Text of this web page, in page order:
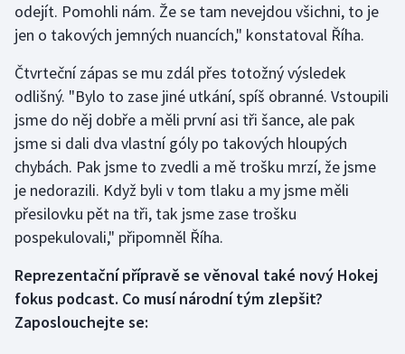
Plážový volejbal
Rychlobruslení
Rychlostní kanoistika
Short track
Sportovní střelba
Stolní tenis
Triatlon
odejít. Pomohli nám. Že se tam nevejdou všichni, to je
jen o takových jemných nuancích," konstatoval Říha.
Čtvrteční zápas se mu zdál přes totožný výsledek
odlišný. "Bylo to zase jiné utkání, spíš obranné. Vstoupili
jsme do něj dobře a měli první asi tři šance, ale pak
jsme si dali dva vlastní góly po takových hloupých
chybách. Pak jsme to zvedli a mě trošku mrzí, že jsme
je nedorazili. Když byli v tom tlaku a my jsme měli
přesilovku pět na tři, tak jsme zase trošku
pospekulovali," připomněl Říha.
Reprezentační přípravě se věnoval také nový Hokej
fokus podcast. Co musí národní tým zlepšit?
Zaposlouchejte se: